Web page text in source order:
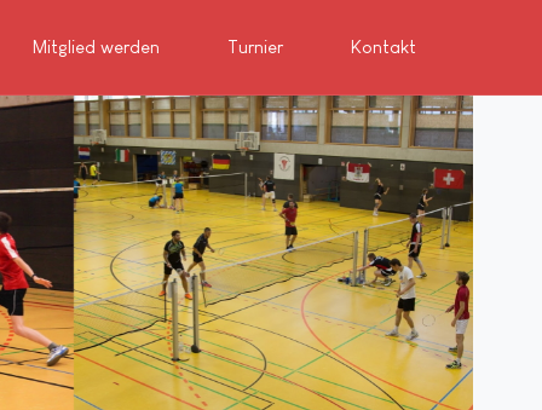
Mitglied werden Turnier Kontakt